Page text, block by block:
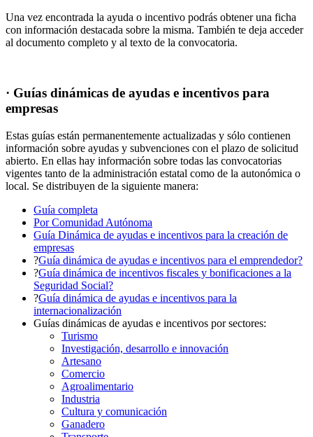
Una vez encontrada la ayuda o incentivo podrás obtener una ficha
con información destacada sobre la misma. También te deja acceder
al documento completo y al texto de la convocatoria.
· Guías dinámicas de ayudas e incentivos para
empresas
Estas guías están permanentemente actualizadas y sólo contienen
información sobre ayudas y subvenciones con el plazo de solicitud
abierto. En ellas hay información sobre todas las convocatorias
vigentes tanto de la administración estatal como de la autonómica o
local. Se distribuyen de la siguiente manera:
Guía completa
Por Comunidad Autónoma
Guía Dinámica de ayudas e incentivos para la creación de
empresas
?Guía dinámica de ayudas e incentivos para el emprendedor?
?Guía dinámica de incentivos fiscales y bonificaciones a la
Seguridad Social?
?Guía dinámica de ayudas e incentivos para la
internacionalización
Guías dinámicas de ayudas e incentivos por sectores:
Turismo
Investigación, desarrollo e innovación
Artesano
Comercio
Agroalimentario
Industria
Cultura y comunicación
Ganadero